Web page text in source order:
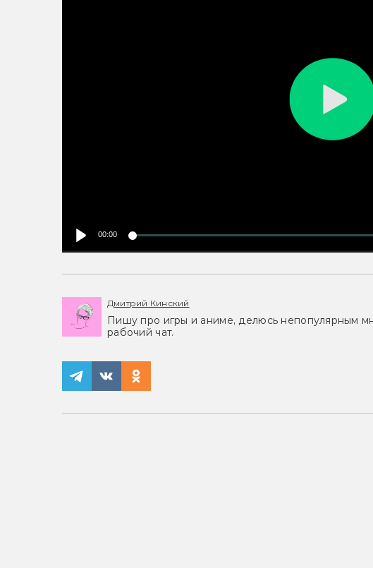
00:00
Дмитрий Кинский
Пишу про игры и аниме, делюсь непопулярным
рабочий чат.